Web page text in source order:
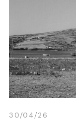
30/04/26